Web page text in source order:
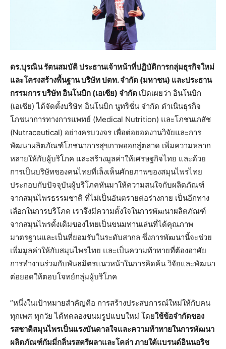
ดร.บุรณิน รัตนสมบัติ ประธานเจ้าหน้าที่ปฏิบัติการกลุ่มธุรกิจใหม่
และโครงสร้างพื้นฐาน บริษัท ปตท. จำกัด (มหาชน) และประธาน
กรรมการ บริษัท อินโนบิก (เอเซีย) จำกัด เปิดเผยว่า อินโนบิก
(เอเซีย) ได้จัดตั้งบริษัท อินโนบิก นูทริชั่น จำกัด ดำเนินธุรกิจ
โภชนาการทางการแพทย์ (Medical Nutrition) และโภชนเภสัช
(Nutraceutical) อย่างครบวงจร เพื่อต่อยอดงานวิจัยและการ
พัฒนาผลิตภัณฑ์โภชนาการสุขภาพออกสู่ตลาด เพิ่มความหลาก
หลายให้กับผู้บริโภค และสร้างมูลค่าให้เศรษฐกิจไทย และด้วย
การเป็นบริษัทของคนไทยที่เล็งเห็นศักยภาพของสมุนไพรไทย
ประกอบกับปัจจุบันผู้บริโภคหันมาให้ความสนใจกับผลิตภัณฑ์
จากสมุนไพรธรรมชาติ ที่ไม่เป็นอันตรายต่อร่างกาย เป็นอีกทาง
เลือกในการบริโภค เราจึงมีความตั้งใจในการพัฒนาผลิตภัณฑ์
จากสมุนไพรดั้งเดิมของไทยเป็นขนมทานเล่นที่ได้คุณภาพ
มาตรฐานและเป็นที่ยอมรับในระดับสากล ซึ่งการพัฒนานี้จะช่วย
เพิ่มมูลค่าให้กับสมุนไพรไทย และเป็นความท้าทายที่ต้องอาศัย
การทำงานร่วมกับพันธมิตรแนวหน้าในการคิดค้น วิจัยและพัฒนา
ต่อยอดให้ตอบโจทย์กลุ่มผู้บริโภค
”หนึ่งในเป้าหมายสำคัญคือ การสร้างประสบการณ์ใหม่ให้กับคน
ทุกเพศ ทุกวัย ได้ทดลองขนมรูปแบบใหม่ โดยใช้ข้อจำกัดของ
รสชาติสมุนไพรเป็นแรงบันดาลใจและความท้าทายในการพัฒนา
ผลิตภัณฑ์กัมมี่กลิ่นรสตรีผลาและโคล่า ภายใต้แบรนด์อินนอริช